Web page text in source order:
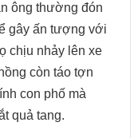
ông thường đón
gây ấn tượng với
chịu nhảy lên xe
còn táo tợn
con phố mà
quả tang.